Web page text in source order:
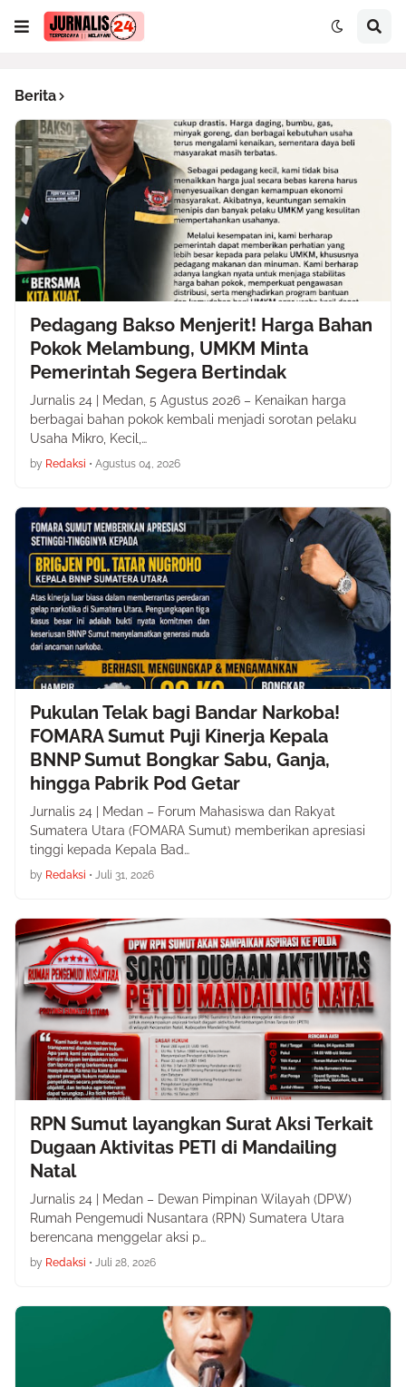
Berita
Pedagang Bakso Menjerit! Harga Bahan
Pokok Melambung, UMKM Minta
Pemerintah Segera Bertindak
Jurnalis 24 | Medan, 5 Agustus 2026 – Kenaikan harga
berbagai bahan pokok kembali menjadi sorotan pelaku
Usaha Mikro, Kecil,…
by Redaksi • Agustus 04, 2026
Pukulan Telak bagi Bandar Narkoba!
FOMARA Sumut Puji Kinerja Kepala
BNNP Sumut Bongkar Sabu, Ganja,
hingga Pabrik Pod Getar
Jurnalis 24 | Medan – Forum Mahasiswa dan Rakyat
Sumatera Utara (FOMARA Sumut) memberikan apresiasi
tinggi kepada Kepala Bad…
by Redaksi • Juli 31, 2026
RPN Sumut layangkan Surat Aksi Terkait
Dugaan Aktivitas PETI di Mandailing
Natal
Jurnalis 24 | Medan – Dewan Pimpinan Wilayah (DPW)
Rumah Pengemudi Nusantara (RPN) Sumatera Utara
berencana menggelar aksi p…
by Redaksi • Juli 28, 2026